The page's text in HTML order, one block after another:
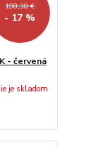
198,30 €
- 17 %
- červená
je skladom